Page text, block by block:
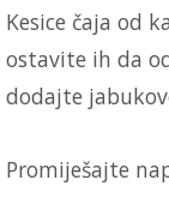
Kesice čaja od
ostavite ih da
dodajte
Promiješajte